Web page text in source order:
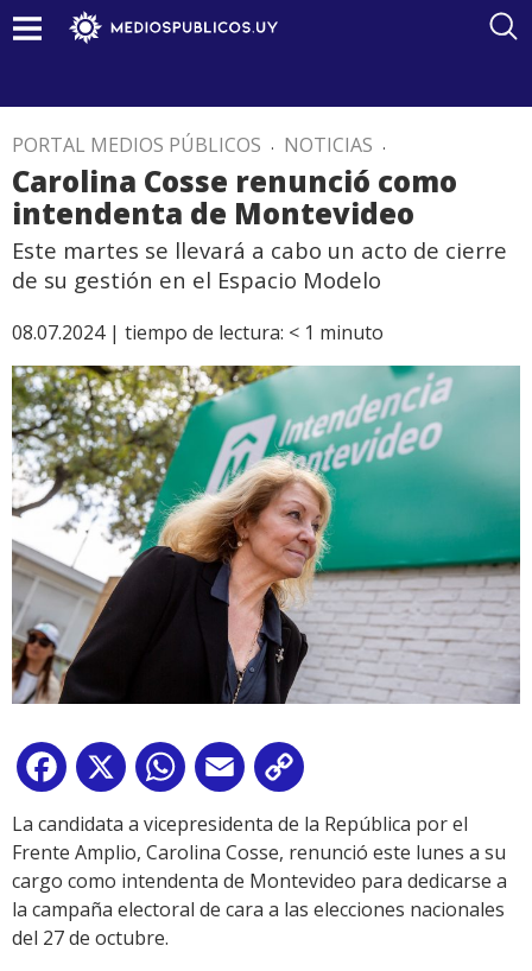
PORTAL MEDIOS PÚBLICOS . NOTICIAS .
Carolina Cosse renunció como
intendenta de Montevideo
Este martes se llevará a cabo un acto de cierre
de su gestión en el Espacio Modelo
08.07.2024 | tiempo de lectura: < 1 minuto
Facebook
X WhatsApp
Email
Link
La candidata a vicepresidenta de la República por el
Frente Amplio, Carolina Cosse, renunció este lunes a su
cargo como intendenta de Montevideo para dedicarse a
la campaña electoral de cara a las elecciones nacionales
del 27 de octubre.